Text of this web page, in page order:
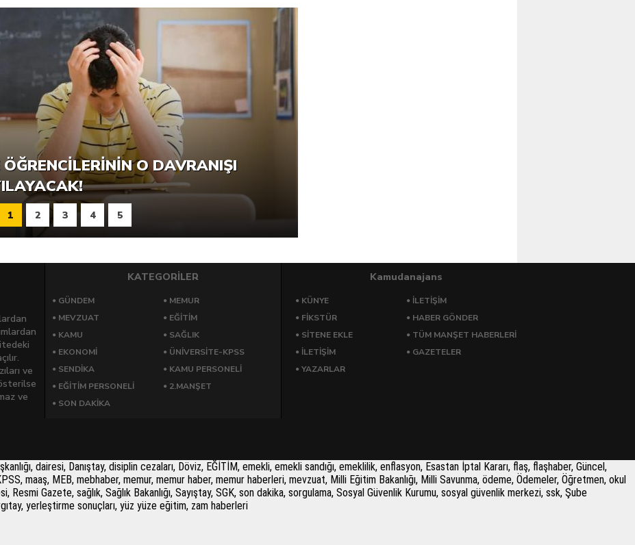
GÖREVI
O DAVRANIŞI
1 2 3 4 5
ve
ve
KATEGORİLER
GÜNDEM
MEMUR
MEVZUAT
EĞİTİM
KAMU
SAĞLIK
EKONOMİ
ÜNİVERSİTE-KPSS
SENDİKA
KAMU PERSONELİ
EĞİTİM PERSONELİ
2.MANŞET
SON DAKİKA
Kamudanajans
KÜNYE
İLETİŞİM
FİKSTÜR
HABER GÖNDER
SİTENE EKLE
TÜM MANŞET HABERLERİ
İLETİŞİM
GAZETELER
YAZARLAR
dairesi, Danıştay, disiplin cezaları, Döviz, EĞİTİM, emekli, emekli sandığı, emeklilik, enflasyon, Esastan İptal Kararı, flaş, flaşhaber, Güncel,
maaş, MEB, mebhaber, memur, memur haber, memur haberleri, mevzuat, Milli Eğitim Bakanlığı, Milli Savunma, ödeme, Ödemeler, Öğretmen, okul
Gazete, sağlık, Sağlık Bakanlığı, Sayıştay, SGK, son dakika, sorgulama, Sosyal Güvenlik Kurumu, sosyal güvenlik merkezi, ssk, Şube
yerleştirme sonuçları, yüz yüze eğitim, zam haberleri